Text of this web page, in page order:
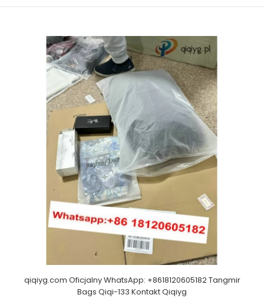
qiqiyg.com Oficjalny WhatsApp: +8618120605182 Tangmir
Bags Qiqi-133 Kontakt Qiqiyg